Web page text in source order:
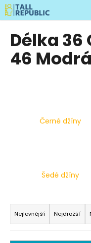
Přejít
na
obsah
Délka 36
46 Modrá
Černé džíny
Šedé džíny
Ř
a
z
Nejlevnější Nejdražší
K
o
C
o
e
n
a